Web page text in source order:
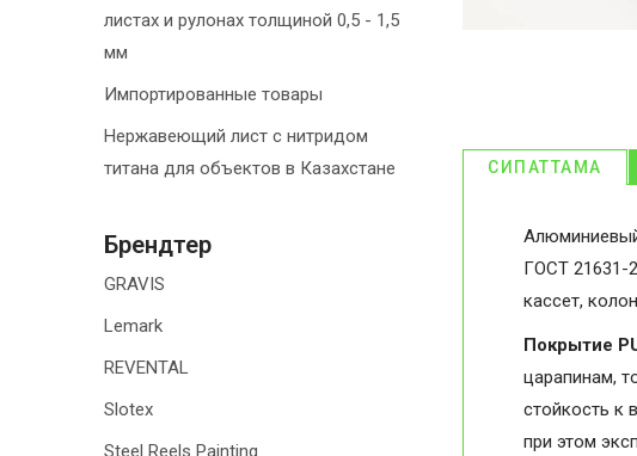
СИПАТТАМА
Алюминиевый
ГОСТ 21631-
кассет,
Покрытие
царапинам,
стойкость к
при этом
листах и рулонах толщиной 0,5 - 1,5
мм
Импортированные товары
Нержавеющий лист с нитридом
титана для объектов в Казахстане
Брендтер
GRAVIS
Lemark
REVENTAL
Slotex
Steel Reels Painting